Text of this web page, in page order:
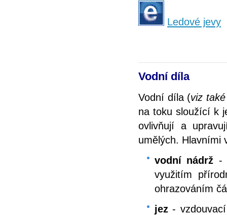
Ledové jevy
Vodní díla
Vodní díla (viz
na toku sloužící k
ovlivňují a
umělých. Hlavními
vodní nádrž -
využitím
ohrazováním
jez -